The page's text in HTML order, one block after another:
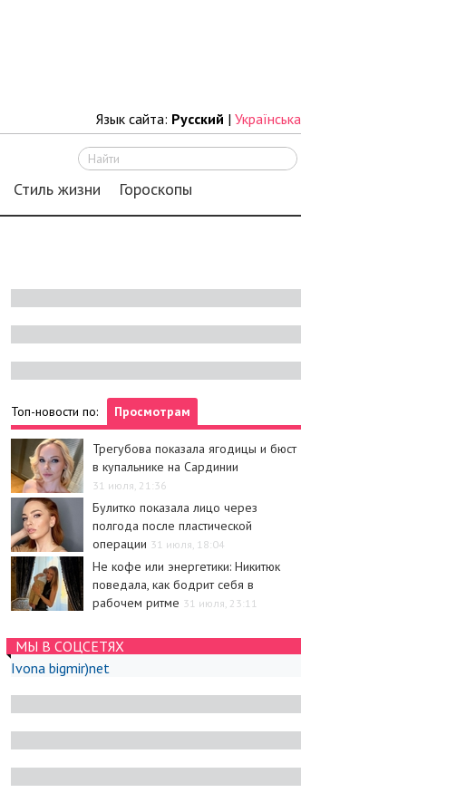
Язык сайта: Русский | Українська
Стиль жизни Гороскопы
Топ-новости по: Просмотрам
Трегубова показала ягодицы и бюст
в купальнике на Сардинии
31 июля, 21:36
Булитко показала лицо через
полгода после пластической
операции 31 июля, 18:04
Не кофе или энергетики: Никитюк
поведала, как бодрит себя в
рабочем ритме 31 июля, 23:11
МЫ В СОЦСЕТЯХ
Ivona bigmir)net